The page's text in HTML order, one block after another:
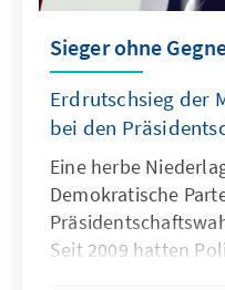
Sieger ohne
Erdrutschsieg der
bei den
Eine herbe
Demokratische
Seit 2009 hatten